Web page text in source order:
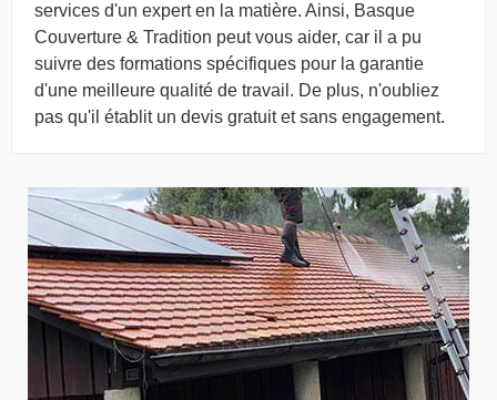
services d'un expert en la matière. Ainsi, Basque
Couverture & Tradition peut vous aider, car il a pu
suivre des formations spécifiques pour la garantie
d'une meilleure qualité de travail. De plus, n'oubliez
pas qu'il établit un devis gratuit et sans engagement.